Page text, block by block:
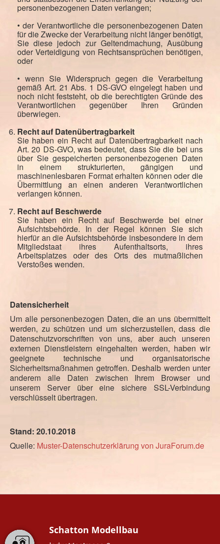
personenbezogenen Daten verlangen;
• der Verantwortliche die personenbezogenen Daten
für die Zwecke der Verarbeitung nicht länger benötigt,
Sie diese jedoch zur Geltendmachung, Ausübung
oder Verteidigung von Rechtsansprüchen benötigen,
oder
• wenn Sie Widerspruch gegen die Verarbeitung
gemäß Art. 21 Abs. 1 DS-GVO eingelegt haben und
noch nicht feststeht, ob die berechtigten Gründe des
Verantwortlichen gegenüber Ihren Gründen
überwiegen.
Recht auf Datenübertragbarkeit
Sie haben ein Recht auf Datenübertragbarkeit nach
Art. 20 DS-GVO, was bedeutet, dass Sie die bei uns
über Sie gespeicherten personenbezogenen Daten
in einem strukturierten, gängigen und
maschinenlesbaren Format erhalten können oder die
Übermittlung an einen anderen Verantwortlichen
verlangen können.
Recht auf Beschwerde
Sie haben ein Recht auf Beschwerde bei einer
Aufsichtsbehörde. In der Regel können Sie sich
hierfür an die Aufsichtsbehörde insbesondere in dem
Mitgliedstaat ihres Aufenthaltsorts, ihres
Arbeitsplatzes oder des Orts des mutmaßlichen
Verstoßes wenden.
Datensicherheit
Um alle personenbezogen Daten, die an uns übermittelt
werden, zu schützen und um sicherzustellen, dass die
Datenschutzvorschriften von uns, aber auch unseren
externen Dienstleistern eingehalten werden, haben wir
geeignete technische und organisatorische
Sicherheitsmaßnahmen getroffen. Deshalb werden unter
anderem alle Daten zwischen Ihrem Browser und
unserem Server über eine sichere SSL-Verbindung
verschlüsselt übertragen.
Stand: 20.10.2018
Quelle: Muster-Datenschutzerklärung von JuraForum.de
Schatton Modellbau